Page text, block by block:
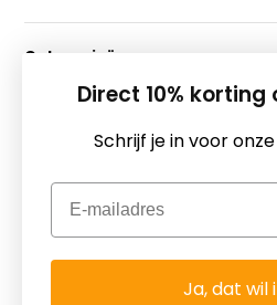
Categorieën
© Copyright 2026 - Theme By
Direct 10% korting
Schrijf je in voor
Email
Ja, dat wil